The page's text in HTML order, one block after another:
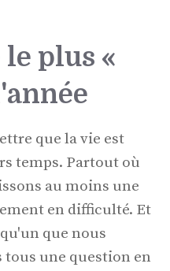
plus «
que la vie est
temps. Partout où
au moins une
en difficulté. Et
que nous
tous une question en